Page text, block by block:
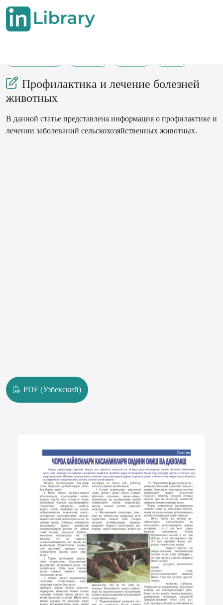
Профилактика и лечение болезней
животных
В данной статье представлена ​​информация о профилактике и
лечении заболеваний сельскохозяйственных животных.
PDF (Узбекский)